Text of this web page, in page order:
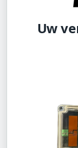
Uw